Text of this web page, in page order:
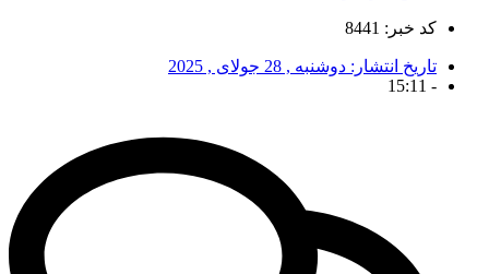
کد خبر: 8441
تاریخ انتشار: دوشنبه , 28 جولای , 2025
-
15:11